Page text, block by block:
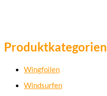
Produktkategorien
Wingfoilen
Windsurfen